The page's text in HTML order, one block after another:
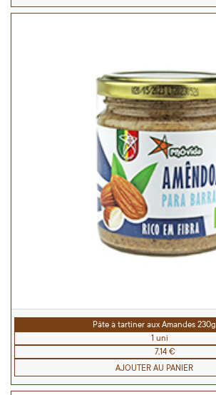
Pâte à tartiner aux Amandes 230g
1 uni
7,14 €
AJOUTER AU PANIER